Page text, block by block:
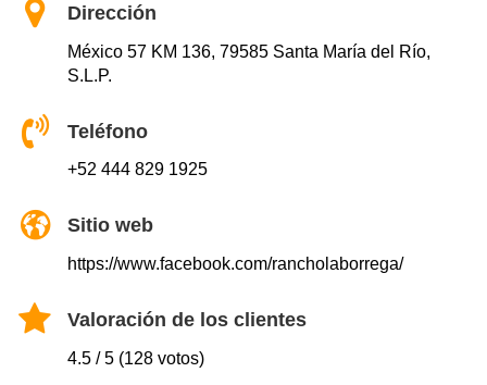
Dirección
México 57 KM 136, 79585 Santa María del Río,
S.L.P.
Teléfono
+52 444 829 1925
Sitio web
https://www.facebook.com/rancholaborrega/
Valoración de los clientes
4.5 / 5 (128 votos)